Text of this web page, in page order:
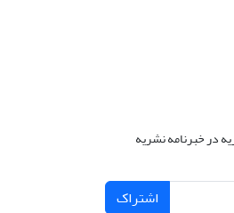
در خبرنامه نشریه
اشتراک